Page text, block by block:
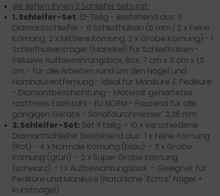
Wir liefern Ihnen 2 Schleifer Sets mit:
1. Schleifer-Set: 12-Teilig - Bestehend aus: 5
Diamantschleifer - 6 Schleifhülsen (6 mm / 2 x Feine
Körnung, 2 x Mittlere Körnung, 2 x Grobe Körnung) - 1
Schleifhülsenträger (Mandrel) für Schleifhülsen -
inklusive Aufbewahrungsbox, Box: 7 cm x 6 cm x 1,5
cm - für alle Arbeiten rund um den Nagel und
Hornhautentfernung - Ideal für Maniküre & Pediküre
- Diamantbeschichtung - Material: gehärtetes
rostfreies Edelstahl - EU NORM - Passend für alle
gängigen Geräte - Schafdurchmesser: 2,35 mm
2. Schleifer-Set: Set 11 teilig - 10 x verschiedene
Diamantschleifer bestehend aus: 1 x Feine Körnung
(Rot) - 4 x Normale Körnung (blau) - 3 x Grobe
Körnung (grün) - 2 x Super Grobe Körnung
(schwarz) - 1 x Aufbewahrungsbox - Geeignet für
Pediküre und Maniküre (Natürliche "Echte" Nägel +
Kunstnägel)